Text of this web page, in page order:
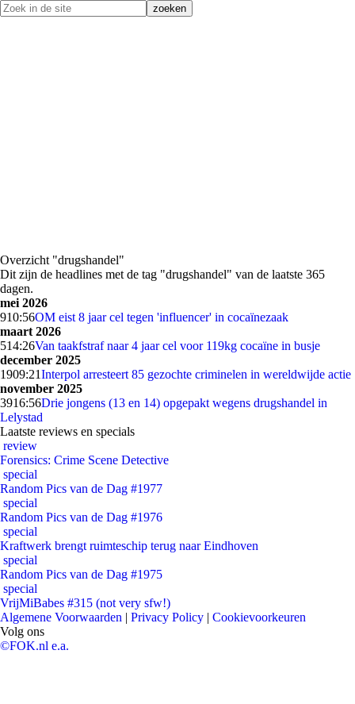
Overzicht "drugshandel"
Dit zijn de headlines met de tag "drugshandel" van de laatste 365
dagen.
mei 2026
910:56OM eist 8 jaar cel tegen 'influencer' in cocaïnezaak
maart 2026
514:26Van taakfstraf naar 4 jaar cel voor 119kg cocaïne in busje
december 2025
1909:21Interpol arresteert 85 gezochte criminelen in wereldwijde actie
november 2025
3916:56Drie jongens (13 en 14) opgepakt wegens drugshandel in
Lelystad
Laatste reviews en specials
review
Forensics: Crime Scene Detective
special
Random Pics van de Dag #1977
special
Random Pics van de Dag #1976
special
Kraftwerk brengt ruimteschip terug naar Eindhoven
special
Random Pics van de Dag #1975
special
VrijMiBabes #315 (not very sfw!)
Algemene Voorwaarden | Privacy Policy | Cookievoorkeuren
Volg ons
©FOK.nl e.a.